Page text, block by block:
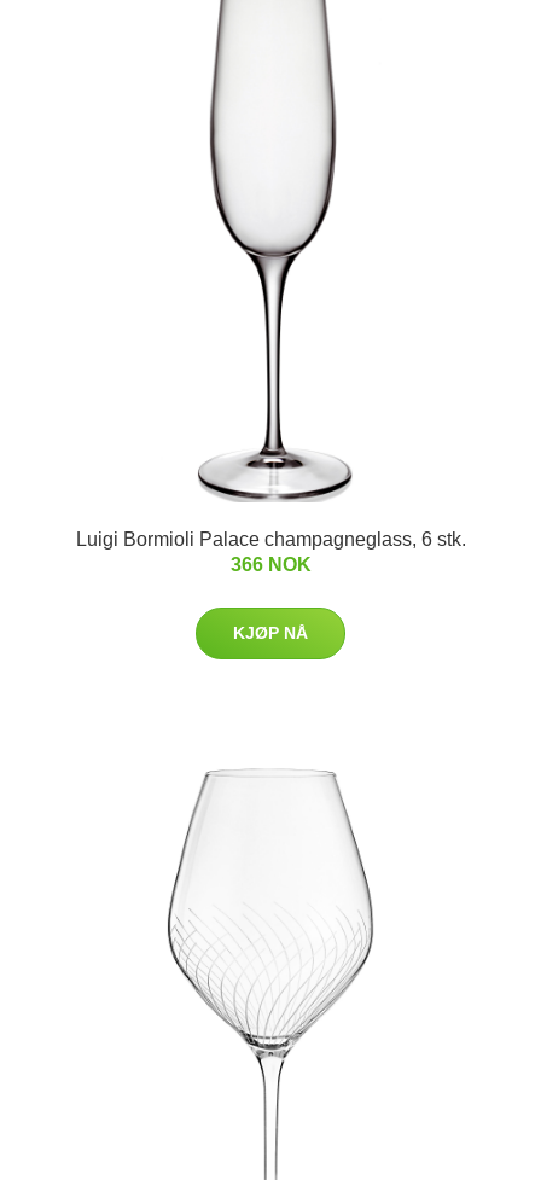
Luigi Bormioli Palace champagneglass, 6 stk.
366 NOK
KJØP NÅ